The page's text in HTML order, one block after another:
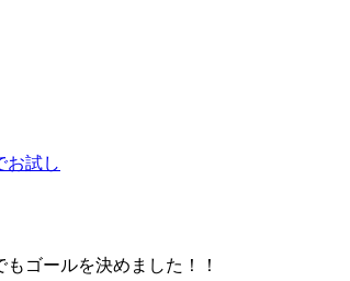
お試し
ゴールを決めました！！